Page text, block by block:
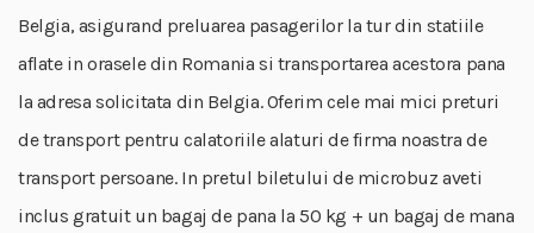
Belgia, asigurand preluarea pasagerilor la tur din statiile
aflate in orasele din Romania si transportarea acestora pana
la adresa solicitata din Belgia. Oferim cele mai mici preturi
de transport pentru calatoriile alaturi de firma noastra de
transport persoane. In pretul biletului de microbuz aveti
inclus gratuit un bagaj de pana la 50 kg + un bagaj de mana